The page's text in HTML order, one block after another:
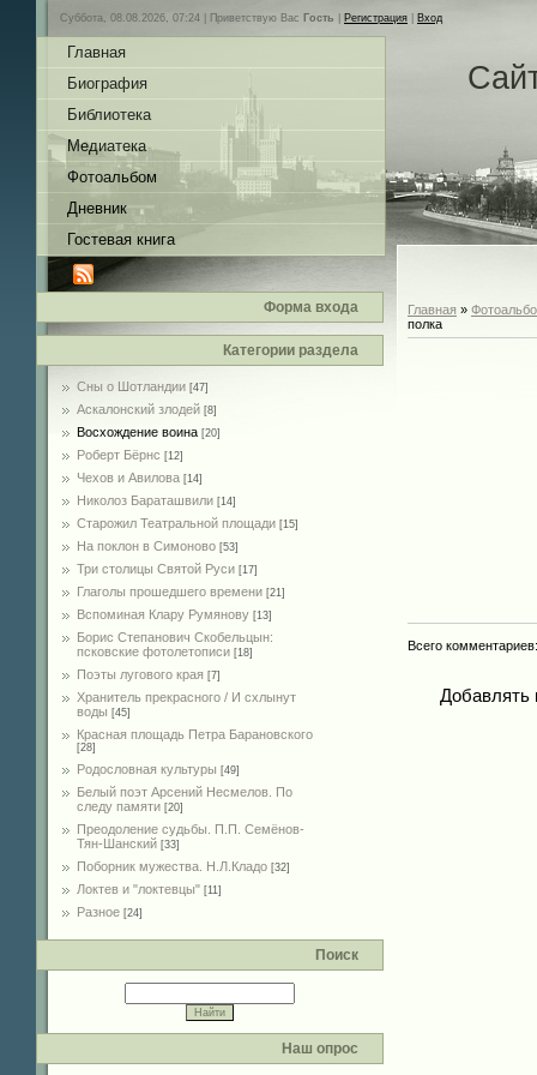
Суббота, 08.08.2026, 07:24 | Приветствую Вас Гость Регистрация Вход
Главная
Биография
Библиотека
Медиатека
Фотоальбом
Дневник
Гостевая книга
Форма входа
Категории раздела
Сны о Шотландии [47]
Аскалонский злодей [8]
Восхождение воина [20]
Роберт Бёрнс [12]
Чехов и Авилова [14]
Николоз Бараташвили [14]
Cтарожил Театральной площади [15]
На поклон в Симоново [53]
Три столицы Святой Руси [17]
Глаголы прошедшего времени [21]
Вспоминая Клару Румянову [13]
Борис Степанович Скобельцын:
псковские фотолетописи [18]
Поэты лугового края [7]
Хранитель прекрасного / И схлынут
воды [45]
Красная площадь Петра Барановского
[28]
Родословная культуры [49]
Белый поэт Арсений Несмелов. По
следу памяти [20]
Преодоление судьбы. П.П. Семёнов-
Тян-Шанский [33]
Поборник мужества. Н.Л.Кладо [32]
Локтев и "локтевцы" [11]
Разное [24]
Поиск
Наш опрос
Главная »
полка
Всего комментариев
Добавлять